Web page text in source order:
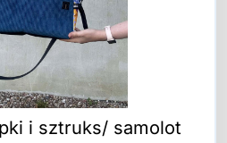
i sztruks/ samolot